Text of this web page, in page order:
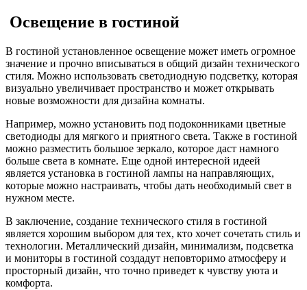
Освещение в гостиной
В гостиной установленное освещение может иметь огромное
значение и прочно вписываться в общий дизайн технического
стиля. Можно использовать светодиодную подсветку, которая
визуально увеличивает пространство и может открывать
новые возможности для дизайна комнаты.
Например, можно установить под подоконниками цветные
светодиоды для мягкого и приятного света. Также в гостиной
можно разместить большое зеркало, которое даст намного
больше света в комнате. Еще одной интересной идеей
является установка в гостиной лампы на направляющих,
которые можно настраивать, чтобы дать необходимый свет в
нужном месте.
В заключение, создание технического стиля в гостиной
является хорошим выбором для тех, кто хочет сочетать стиль и
технологии. Металлический дизайн, минимализм, подсветка
и мониторы в гостиной создадут неповторимо атмосферу и
просторный дизайн, что точно приведет к чувству уюта и
комфорта.